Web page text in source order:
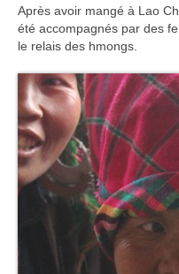
Cambodge
Cap-vert
Costa-Rica
Guatemala
Inde
Nicaragua
Vietnam
Les coulisses
Après avoir mangé à Lao
été accompagnés par des
le relais des hmongs.